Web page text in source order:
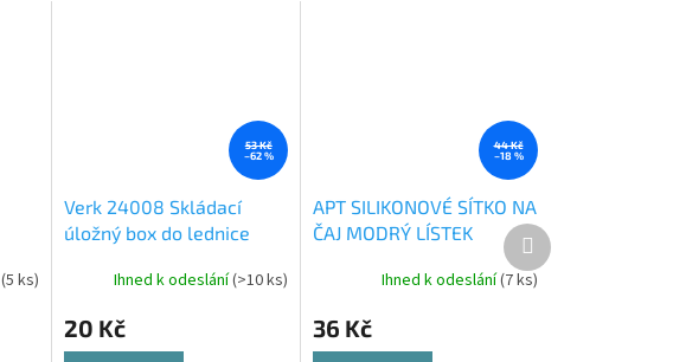
(5 ks)
53 Kč
–62 %
Verk 24008 Skládací
úložný box do lednice
Ihned k odeslání(>10 ks)
20 Kč
44 Kč
–18 %
APT SILIKONOVÉ SÍTKO NA
ČAJ MODRÝ LÍSTEK
Ihned k odeslání(7 ks)
36 Kč
Další
produkt